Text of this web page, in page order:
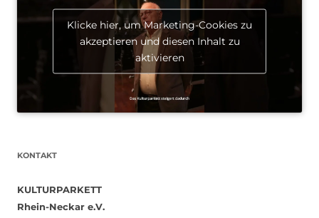
Klicke hier, um Marketing-Cookies zu
akzeptieren und diesen Inhalt zu
aktivieren
KONTAKT
KULTURPARKETT
Rhein-Neckar e.V.